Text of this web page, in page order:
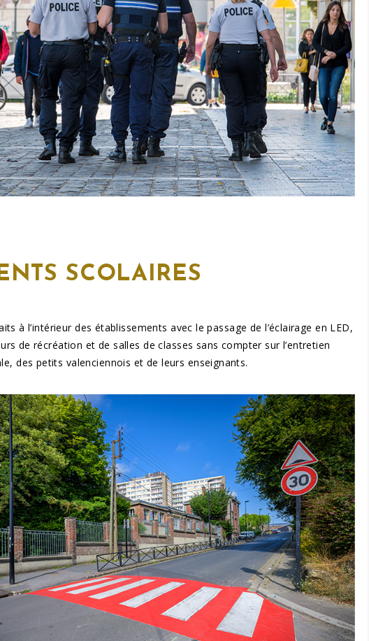
SCOLAIRES
l’intérieur des établissements avec le passage de l’éclairage en LED,
de récréation et de salles de classes sans compter sur l’entretien
des petits valenciennois et de leurs enseignants.